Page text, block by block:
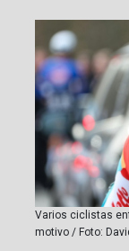
Varios ciclistas
motivo / Foto: